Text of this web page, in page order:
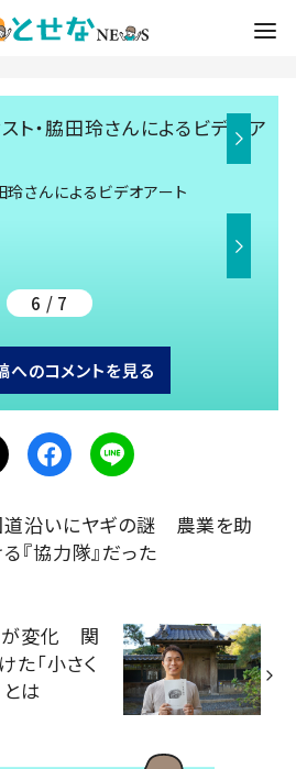
玲さんによるビデオアート
6 / 7
へのコメントを見る
道沿いにヤギの謎 農業を助
『協力隊』だった
が変化 関
た「小さく
とは